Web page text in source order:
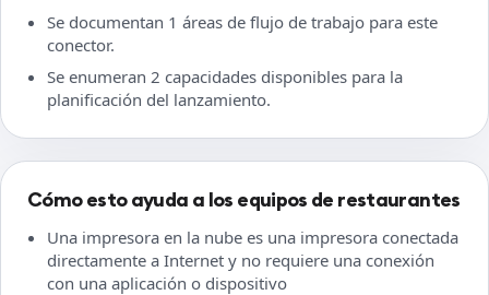
Se documentan 1 áreas de flujo de trabajo para este
conector.
Se enumeran 2 capacidades disponibles para la
planificación del lanzamiento.
Cómo esto ayuda a los equipos de restaurantes
Una impresora en la nube es una impresora conectada
directamente a Internet y no requiere una conexión
con una aplicación o dispositivo